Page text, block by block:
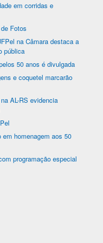
em corridas e
Fotos
na Câmara destaca a
pública
50 anos é divulgada
e coquetel marcarão
AL-RS evidencia
homenagem aos 50
programação especial